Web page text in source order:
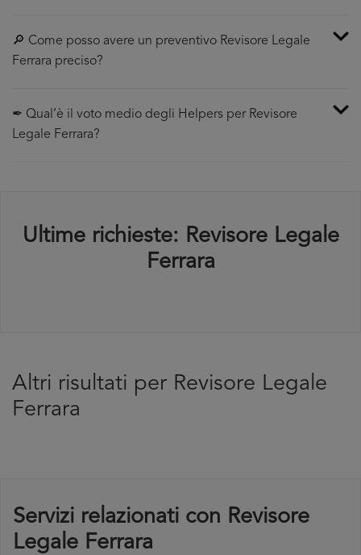
🔎 Come posso avere un preventivo Revisore Legale
Ferrara preciso?
✒ Qual’è il voto medio degli Helpers per Revisore
Legale Ferrara?
Ultime richieste: Revisore Legale
Ferrara
Altri risultati per Revisore Legale
Ferrara
Servizi relazionati con Revisore
Legale Ferrara